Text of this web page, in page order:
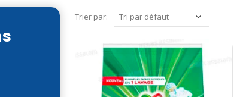
Trier par: